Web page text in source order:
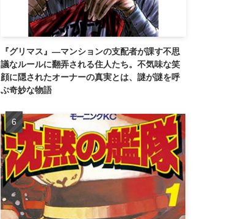
『グリマス』―マンションの支配者が課す不思
議なルールに翻弄される住人たち。不気味な笑
顔に隠されたオーナーの真実とは、謎が謎を呼
ぶ奇妙な物語